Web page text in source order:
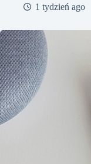
1 tydzień ago